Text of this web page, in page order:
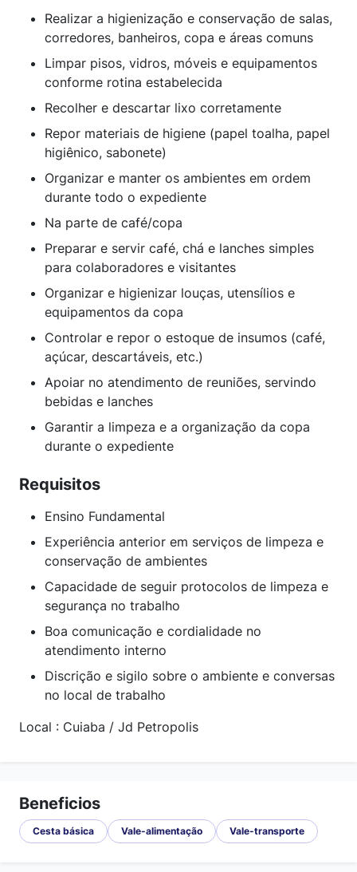
Realizar a higienização e conservação de salas,
corredores, banheiros, copa e áreas comuns
Limpar pisos, vidros, móveis e equipamentos
conforme rotina estabelecida
Recolher e descartar lixo corretamente
Repor materiais de higiene (papel toalha, papel
higiênico, sabonete)
Organizar e manter os ambientes em ordem
durante todo o expediente
Na parte de café/copa
Preparar e servir café, chá e lanches simples
para colaboradores e visitantes
Organizar e higienizar louças, utensílios e
equipamentos da copa
Controlar e repor o estoque de insumos (café,
açúcar, descartáveis, etc.)
Apoiar no atendimento de reuniões, servindo
bebidas e lanches
Garantir a limpeza e a organização da copa
durante o expediente
Requisitos
Ensino Fundamental
Experiência anterior em serviços de limpeza e
conservação de ambientes
Capacidade de seguir protocolos de limpeza e
segurança no trabalho
Boa comunicação e cordialidade no
atendimento interno
Discrição e sigilo sobre o ambiente e conversas
no local de trabalho
Local : Cuiaba / Jd Petropolis
Beneficios
Cesta básica Vale-alimentação Vale-transporte